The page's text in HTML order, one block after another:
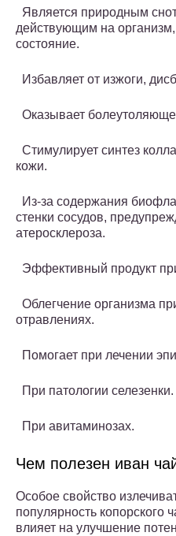
Является природным
действующим на
состояние.
Избавляет от изжоги,
Оказывает
Стимулирует синтез
кожи.
Из-за содержания
стенки сосудов,
атеросклероза.
Эффективный продукт
Облегчение организма
отравлениях.
Помогает при лечении
При патологии селезенки.
При авитаминозах.
Чем полезен иван
Особое свойство
популярность копорского
влияет на улучшение